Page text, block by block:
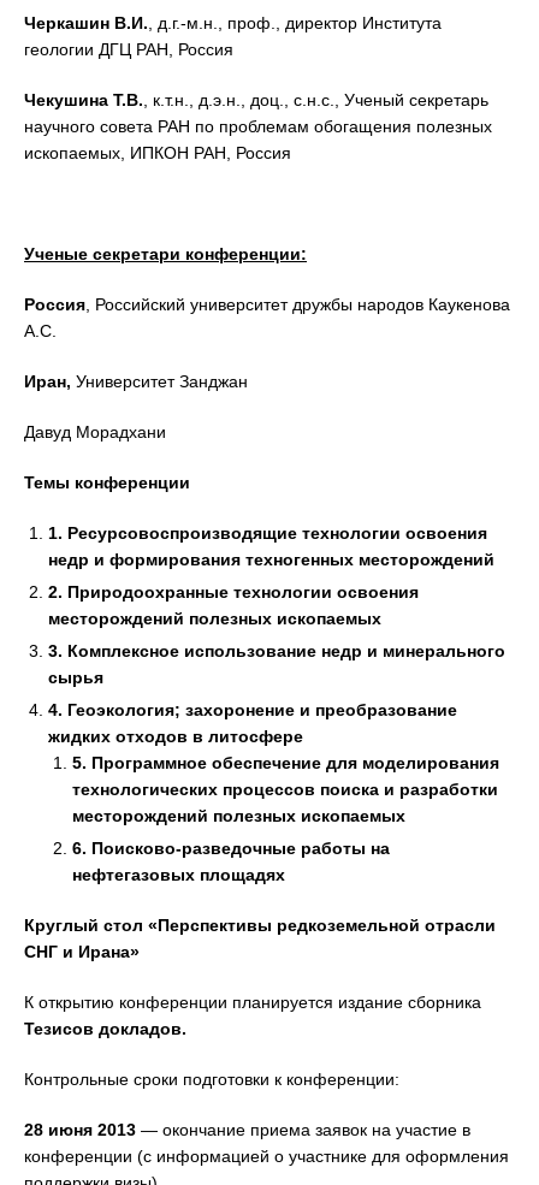
Черкашин В.И. , д.г.-м.н., проф., директор Института
геологии ДГЦ РАН, Россия
Чекушина Т.В. , к.т.н., д.э.н., доц., с.н.с., Ученый секретарь
научного совета РАН по проблемам обогащения полезных
ископаемых, ИПКОН РАН, Россия
Ученые секретари конференции:
Россия , Российский университет дружбы народов Каукенова
А.С.
Иран, Университет Занджан
Давуд Морадхани
Темы конференции
1. Ресурсовоспроизводящие технологии освоения
недр и формирования техногенных месторождений
2. Природоохранные технологии освоения
месторождений полезных ископаемых
3. Комплексное использование недр и минерального
сырья
4. Геоэкология; захоронение и преобразование
жидких отходов в литосфере
5. Программное обеспечение для моделирования
технологических процессов поиска и разработки
месторождений полезных ископаемых
6. Поисково-разведочные работы на
нефтегазовых площадях
Круглый стол «Перспективы редкоземельной отрасли
СНГ и Ирана»
К открытию конференции планируется издание сборника
Тезисов докладов.
Контрольные сроки подготовки к конференции:
28 июня 2013 — окончание приема заявок на участие в
конференции (с информацией о участнике для оформления